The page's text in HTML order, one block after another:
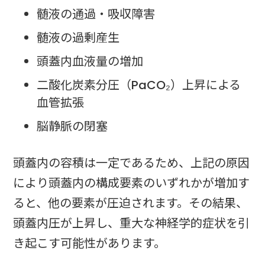
髄液の通過・吸収障害
髄液の過剰産生
頭蓋内血液量の増加
二酸化炭素分圧（PaCO₂）上昇による
血管拡張
脳静脈の閉塞
頭蓋内の容積は一定であるため、上記の原因
により頭蓋内の構成要素のいずれかが増加す
ると、他の要素が圧迫されます。その結果、
頭蓋内圧が上昇し、重大な神経学的症状を引
き起こす可能性があります。